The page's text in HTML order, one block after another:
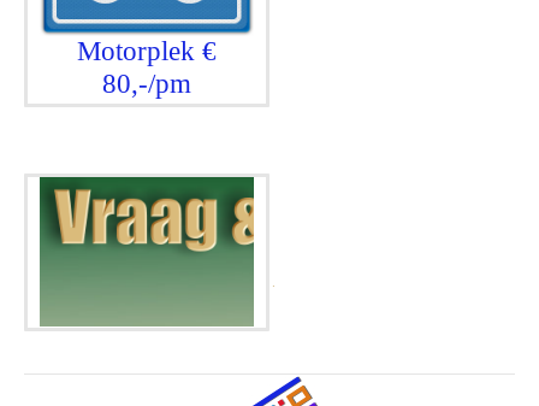
Motorplek €
80,-/pm